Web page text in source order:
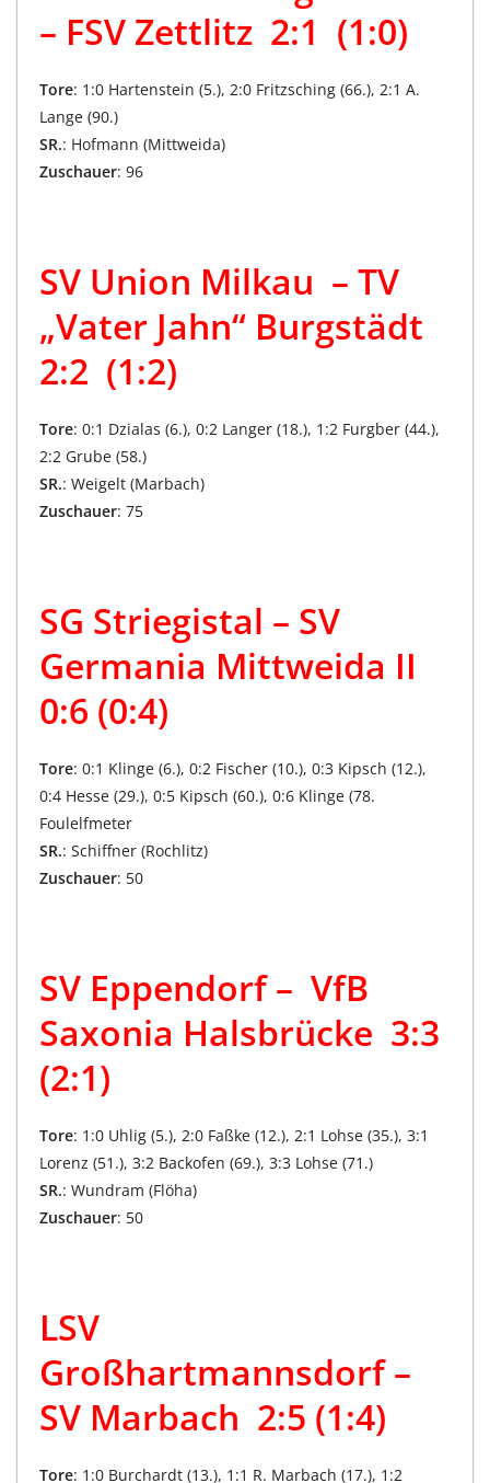
– FSV Zettlitz 2:1 (1:0)
Tore: 1:0 Hartenstein (5.), 2:0 Fritzsching (66.), 2:1 A.
Lange (90.)
SR.: Hofmann (Mittweida)
Zuschauer: 96
SV Union Milkau – TV
„Vater Jahn“ Burgstädt
2:2 (1:2)
Tore: 0:1 Dzialas (6.), 0:2 Langer (18.), 1:2 Furgber (44.),
2:2 Grube (58.)
SR.: Weigelt (Marbach)
Zuschauer: 75
SG Striegistal – SV
Germania Mittweida II
0:6 (0:4)
Tore: 0:1 Klinge (6.), 0:2 Fischer (10.), 0:3 Kipsch (12.),
0:4 Hesse (29.), 0:5 Kipsch (60.), 0:6 Klinge (78.
Foulelfmeter
SR.: Schiffner (Rochlitz)
Zuschauer: 50
SV Eppendorf – VfB
Saxonia Halsbrücke 3:3
(2:1)
Tore: 1:0 Uhlig (5.), 2:0 Faßke (12.), 2:1 Lohse (35.), 3:1
Lorenz (51.), 3:2 Backofen (69.), 3:3 Lohse (71.)
SR.: Wundram (Flöha)
Zuschauer: 50
LSV
Großhartmannsdorf –
SV Marbach 2:5 (1:4)
Tore: 1:0 Burchardt (13.), 1:1 R. Marbach (17.), 1:2